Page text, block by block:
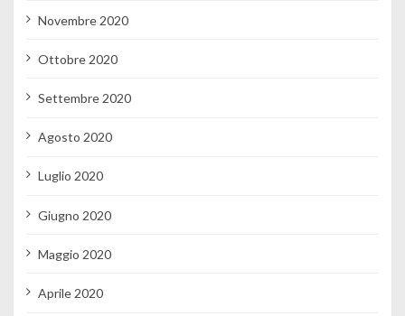
Novembre 2020
Ottobre 2020
Settembre 2020
Agosto 2020
Luglio 2020
Giugno 2020
Maggio 2020
Aprile 2020